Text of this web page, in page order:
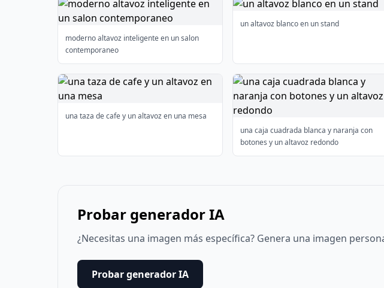
moderno altavoz inteligente en un salon
contemporaneo
un altavoz blanco en un stand
una taza de cafe y un altavoz en una mesa
una caja cuadrada blanca y naranja con
botones y un altavoz redondo
Probar generador IA
¿Necesitas una imagen más específica? Genera una imagen
Probar generador IA